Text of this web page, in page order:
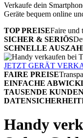
Verkaufe dein
Geräte bequem online
TOP PREISEFaire und
SICHER & SERIÖS
SCHNELLE
JETZT GERÄT
FAIRE PREISE
EINFACHE
TAUSENDE
DATENSICHERHEIT
Handy